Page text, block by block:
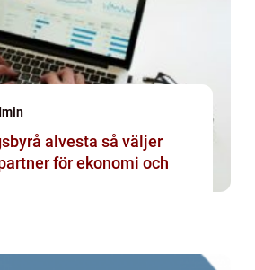
alvesta så väljer
för ekonomi och